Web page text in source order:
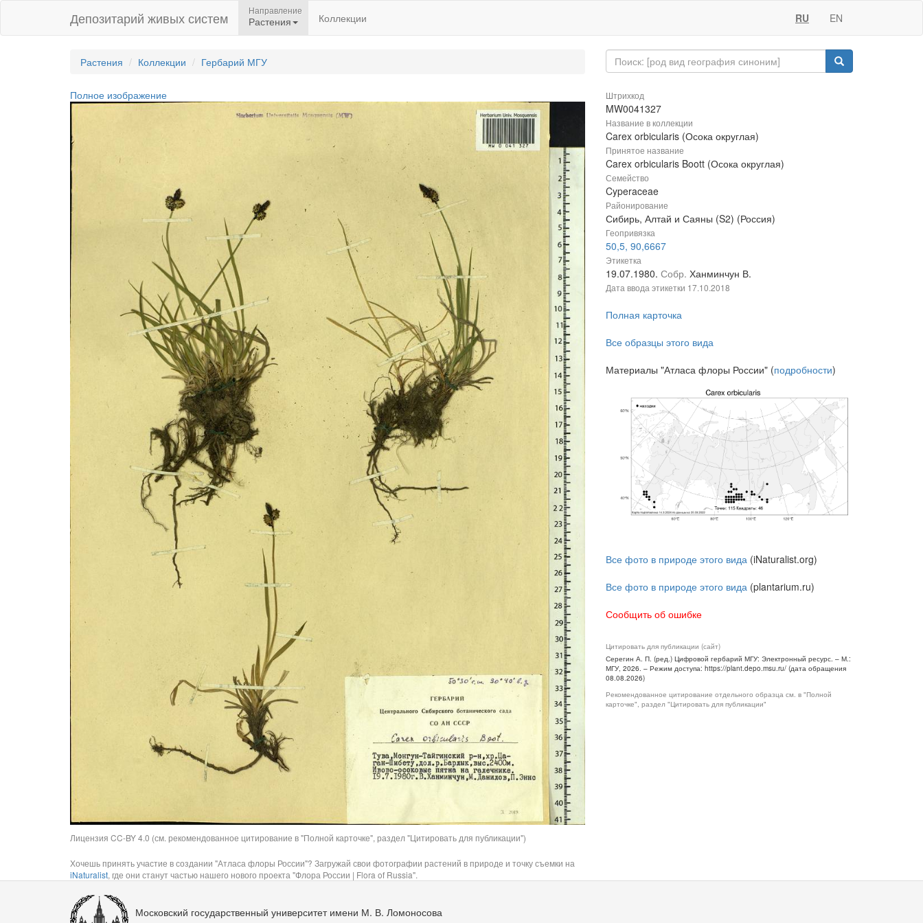
Депозитарий живых систем Направление
Растения Коллекции RU EN
Растения Коллекции Гербарий МГУ
Полное изображение
Лицензия CC-BY 4.0 (см. рекомендованное цитирование в "Полной карточке", раздел "Цитировать для публикации")
Хочешь принять участие в создании "Атласа флоры России"? Загружай свои фотографии растений в природе и точку съемки на
iNaturalist, где они станут частью нашего нового проекта "Флора России | Flora of Russia".
Штрихкод
MW0041327
Название в коллекции
Carex orbicularis (Осока округлая)
Принятое название
Carex orbicularis Boott (Осока округлая)
Семейство
Cyperaceae
Районирование
Сибирь, Алтай и Саяны (S2) (Россия)
Геопривязка
50,5, 90,6667
Этикетка
19.07.1980. Собр. Ханминчун В.
Дата ввода этикетки 17.10.2018
Полная карточка
Все образцы этого вида
Материалы "Атласа флоры России" (подробности)
Все фото в природе этого вида (iNaturalist.org)
Все фото в природе этого вида (plantarium.ru)
Сообщить об ошибке
Цитировать для публикации (сайт)
Серегин А. П. (ред.) Цифровой гербарий МГУ: Электронный ресурс. – М.:
МГУ, 2026. – Режим доступа: https://plant.depo.msu.ru/ (дата обращения
08.08.2026)
Рекомендованное цитирование отдельного образца см. в "Полной
карточке", раздел "Цитировать для публикации"
Московский государственный университет имени М. В. Ломоносова